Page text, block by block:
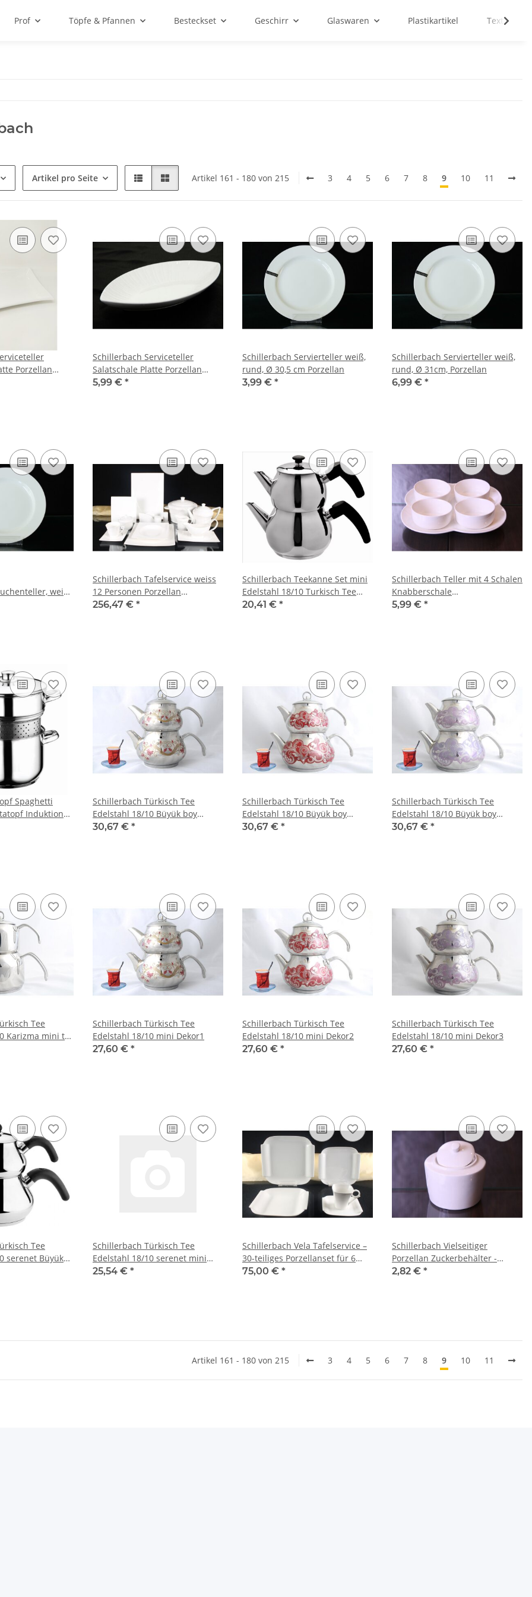
Prof Töpfe & Pfannen Besteckset Geschirr Glaswaren Plastikartikel Textilien
Artikel pro Seite Artikel 161 - 180 von 215 3 4 5 6 7 8 9 10 11
Porzellan
Schillerbach Serviceteller
Salatschale Platte Porzellan
Knabberschale Obstschale
5,99 € *
Schillerbach Servierteller weiß,
rund, Ø 30,5 cm Porzellan
3,99 € *
Schillerbach Servierteller weiß,
rund, Ø 31cm, Porzellan
6,99 € *
weiß,
Schillerbach Tafelservice weiss
12 Personen Porzellan
Essservice Geschirr
256,47 € *
Schillerbach Teekanne Set mini
Edelstahl 18/10 Turkisch Tee
Kochset
20,41 € *
Schillerbach Teller mit 4 Schalen
Knabberschale
Knabberschüssel
5,99 € *
Spaghetti
Induktion
Schillerbach Türkisch Tee
Edelstahl 18/10 Büyük boy
Dekor1
30,67 € *
Schillerbach Türkisch Tee
Edelstahl 18/10 Büyük boy
Dekor2
30,67 € *
Schillerbach Türkisch Tee
Edelstahl 18/10 Büyük boy
Dekor3
30,67 € *
Tee
Karizma mini tel
Schillerbach Türkisch Tee
Edelstahl 18/10 mini Dekor1
27,60 € *
Schillerbach Türkisch Tee
Edelstahl 18/10 mini Dekor2
27,60 € *
Schillerbach Türkisch Tee
Edelstahl 18/10 mini Dekor3
27,60 € *
Tee
serenet Büyük
Schillerbach Türkisch Tee
Edelstahl 18/10 serenet mini
bakalit Baston
25,54 € *
Schillerbach Vela Tafelservice –
30-teiliges Porzellanset für 6
Personen
75,00 € *
Schillerbach Vielseitiger
Porzellan Zuckerbehälter -
Charmante Aufbewahrung für
2,82 € *
Artikel 161 - 180 von 215 3 4 5 6 7 8 9 10 11